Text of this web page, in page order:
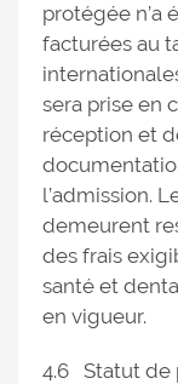
protégée n’a
facturées au
sera prise en
réception et
l’admission.
demeurent
des frais
santé et
en vigueur.
4.6 Statut de